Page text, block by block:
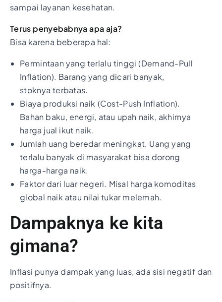
sampai layanan kesehatan.
Terus penyebabnya apa aja?
Bisa karena beberapa hal:
Permintaan yang terlalu tinggi (Demand-Pull
Inflation). Barang yang dicari banyak,
stoknya terbatas.
Biaya produksi naik (Cost-Push Inflation).
Bahan baku, energi, atau upah naik, akhirnya
harga jual ikut naik.
Jumlah uang beredar meningkat. Uang yang
terlalu banyak di masyarakat bisa dorong
harga-harga naik.
Faktor dari luar negeri. Misal harga komoditas
global naik atau nilai tukar melemah.
Dampaknya ke kita
gimana?
Inflasi punya dampak yang luas, ada sisi negatif dan
positifnya.